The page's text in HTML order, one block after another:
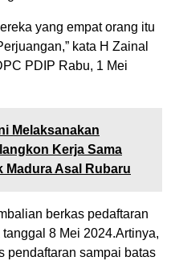
yang empat orang itu
kata H Zainal
PDIP Rabu, 1 Mei
Melaksanakan
Kerja Sama
Madura Asal Rubaru
berkas pedaftaran
8 Mei 2024.Artinya,
pendaftaran sampai batas